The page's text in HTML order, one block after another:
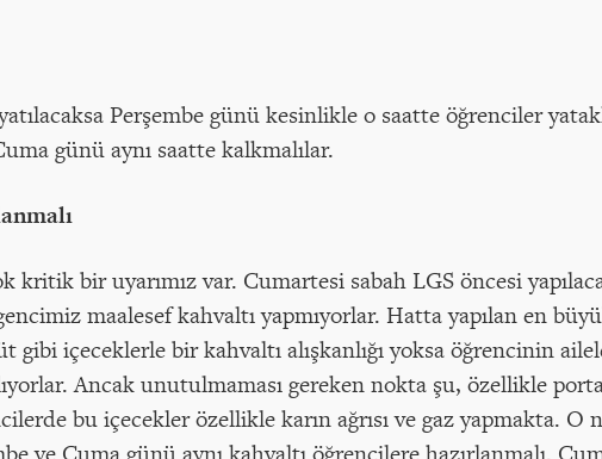
Perşembe günü kesinlikle o saatte öğrenciler
günü aynı saatte kalkmalılar.
kritik bir uyarımız var. Cumartesi sabah LGS öncesi
maalesef kahvaltı yapmıyorlar. Hatta yapılan en
gibi içeceklerle bir kahvaltı alışkanlığı yoksa öğrencinin
Ancak unutulmaması gereken nokta şu, özellikle
bu içecekler özellikle karın ağrısı ve gaz yapmakta. O